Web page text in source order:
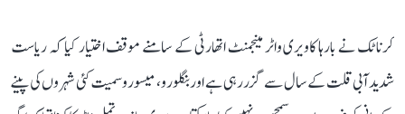
کرناٹک نے بارہا کاویری واٹر مینجمنٹ اتھارٹی کے سامنے موقف اختیار کیا کہ ریاست
شدید آبی قلت کے سال سے گزر رہی ہے اور بنگلورو، میسورو سمیت کئی شہروں کی پینے